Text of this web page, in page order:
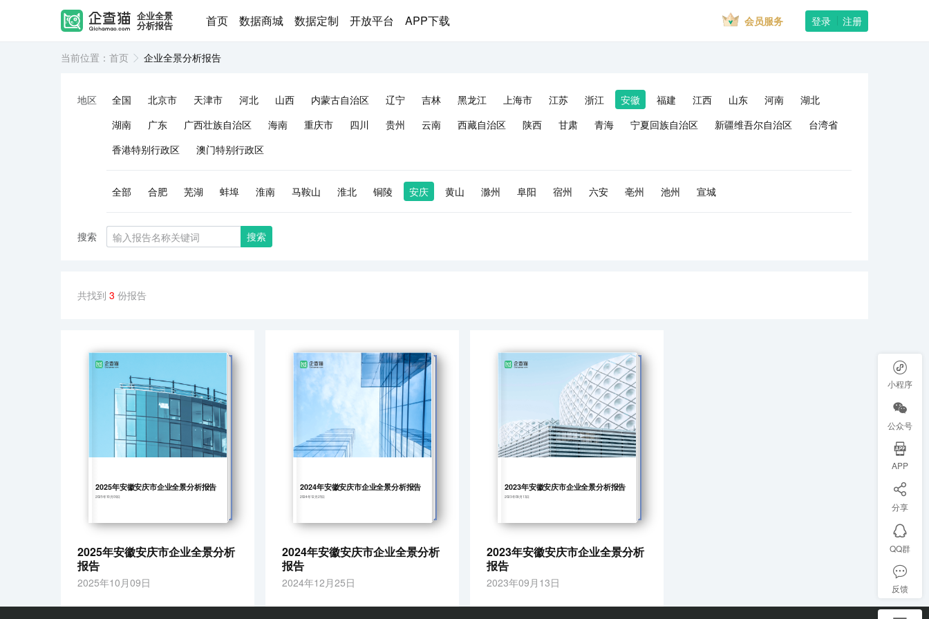
企业全景
分析报告 首页 数据商城 数据定制 开放平台 APP下载 会员服务 登录 注册
当前位置： 首页 企业全景分析报告
地区 全国 北京市 天津市 河北 山西 内蒙古自治区 辽宁 吉林 黑龙江 上海市 江苏 浙江 安徽 福建 江西 山东 河南
湖北
湖南
广东 广西壮族自治区 海南 重庆市 四川 贵州 云南 西藏自治区 陕西 甘肃 青海 宁夏回族自治区 新疆维吾尔自治区
台湾省
香港特别行政区
澳门特别行政区
全部 合肥 芜湖 蚌埠 淮南 马鞍山 淮北 铜陵 安庆 黄山 滁州 阜阳 宿州 六安 亳州 池州 宣城
搜索 搜索
共找到 3 份报告
2025年安徽安庆市企业全景分析报告
2025年10月09日
2025年安徽安庆市企业全景分析
报告
2025年10月09日
2024年安徽安庆市企业全景分析报告
2024年12月25日
2024年安徽安庆市企业全景分析
报告
2024年12月25日
2023年安徽安庆市企业全景分析报告
2023年09月13日
2023年安徽安庆市企业全景分析
报告
2023年09月13日
小程序
公众号
APP
分享
QQ群
反馈